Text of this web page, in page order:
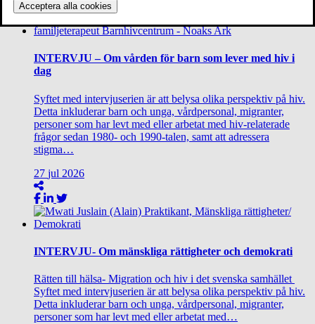
Acceptera alla cookies
INTERVJU – Om vården för barn som lever med hiv i
dag
Syftet med intervjuserien är att belysa olika perspektiv på hiv.
Detta inkluderar barn och unga, vårdpersonal, migranter,
personer som har levt med eller arbetat med hiv-relaterade
frågor sedan 1980- och 1990-talen, samt att adressera
stigma…
27 jul 2026
INTERVJU- Om mänskliga rättigheter och demokrati
Rätten till hälsa- Migration och hiv i det svenska samhället
Syftet med intervjuserien är att belysa olika perspektiv på hiv.
Detta inkluderar barn och unga, vårdpersonal, migranter,
personer som har levt med eller arbetat med…